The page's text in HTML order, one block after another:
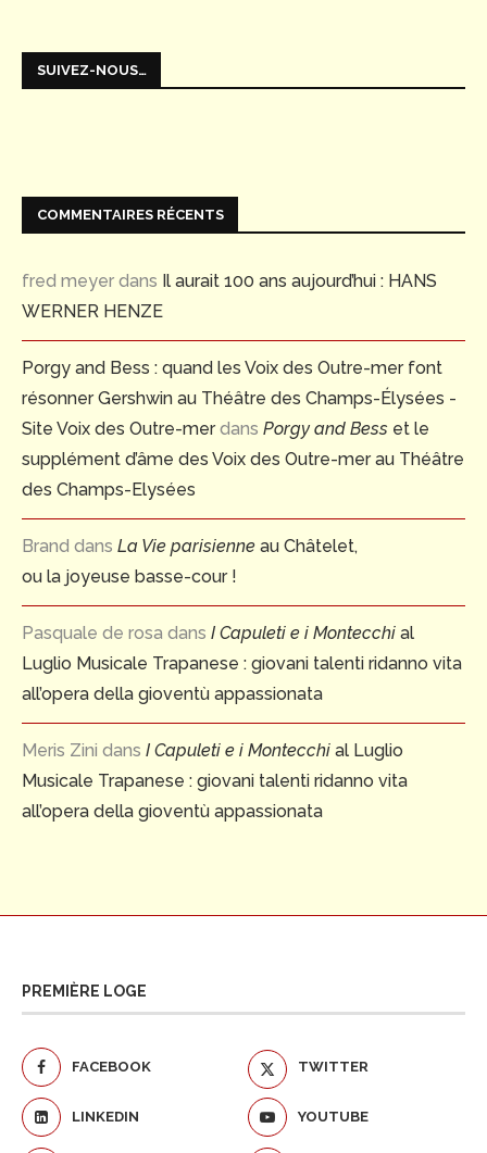
SUIVEZ-NOUS…
COMMENTAIRES RÉCENTS
fred meyer dans Il aurait 100 ans aujourd’hui : HANS
WERNER HENZE
Porgy and Bess : quand les Voix des Outre-mer font
résonner Gershwin au Théâtre des Champs-Élysées -
Site Voix des Outre-merdans Porgy and Bess et le
supplément d’âme des Voix des Outre-mer au Théâtre
des Champs-Elysées
Brand dans La Vie parisienne au Châtelet,
ou la joyeuse basse-cour !
Pasquale de rosa dans I Capuleti e i Montecchi al
Luglio Musicale Trapanese : giovani talenti ridanno vita
all’opera della gioventù appassionata
Meris Zini dans I Capuleti e i Montecchi al Luglio
Musicale Trapanese : giovani talenti ridanno vita
all’opera della gioventù appassionata
PREMIÈRE LOGE
FACEBOOK TWITTER
LINKEDIN YOUTUBE